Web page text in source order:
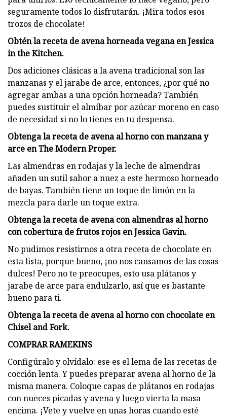
seguramente todos lo disfrutarán. ¡Mira todos esos
trozos de chocolate!
Obtén la receta de avena horneada vegana en Jessica
in the Kitchen.
Dos adiciones clásicas a la avena tradicional son las
manzanas y el jarabe de arce, entonces, ¿por qué no
agregar ambas a una opción horneada? También
puedes sustituir el almíbar por azúcar moreno en caso
de necesidad si no lo tienes en tu despensa.
Obtenga la receta de avena al horno con manzana y
arce en The Modern Proper.
Las almendras en rodajas y la leche de almendras
añaden un sutil sabor a nuez a este hermoso horneado
de bayas. También tiene un toque de limón en la
mezcla para darle un toque extra.
Obtenga la receta de avena con almendras al horno
con cobertura de frutos rojos en Jessica Gavin.
No pudimos resistirnos a otra receta de chocolate en
esta lista, porque bueno, ¡no nos cansamos de las cosas
dulces! Pero no te preocupes, esto usa plátanos y
jarabe de arce para endulzarlo, así que es bastante
bueno para ti.
Obtenga la receta de avena al horno con chocolate en
Chisel and Fork.
COMPRAR RAMEKINS
Configúralo y olvídalo: ese es el lema de las recetas de
cocción lenta. Y puedes preparar avena al horno de la
misma manera. Coloque capas de plátanos en rodajas
con nueces picadas y avena y luego vierta la masa
encima. ¡Vete y vuelve en unas horas cuando esté